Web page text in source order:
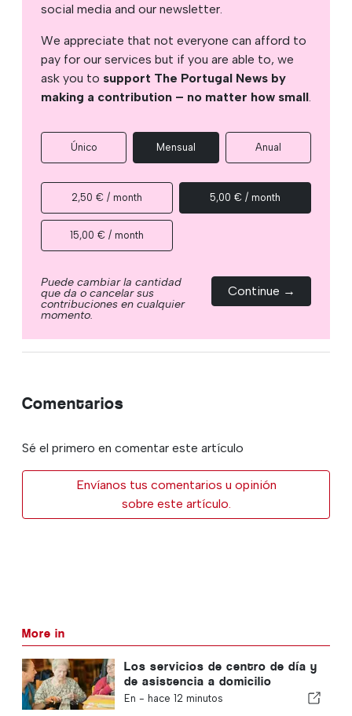
social media and our newsletter.
We appreciate that not everyone can afford to
pay for our services but if you are able to, we
ask you to support The Portugal News by
making a contribution – no matter how small.
Único Mensual Anual
2,50 € / month 5,00 € / month
15,00 € / month
Puede cambiar la cantidad
que da o cancelar sus
contribuciones en cualquier
momento.
Continue →
Comentarios
Sé el primero en comentar este artículo
Envíanos tus comentarios u opinión
sobre este artículo.
More in
Los servicios de centro de día y
de asistencia a domicilio
volverán al municipio de Portugal
En - hace 12 minutos